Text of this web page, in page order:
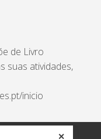
✕
de Livro
suas atividades,
inicio